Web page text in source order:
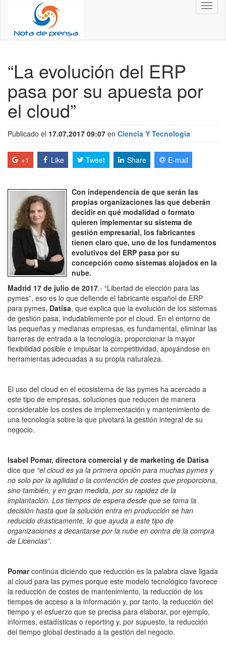
“La evolución del ERP
pasa por su apuesta por
el cloud”
Publicado el 17.07.2017 09:07 en Ciencia Y Tecnologia
+1 Like Tweet Share E-mail
Con independencia de que serán las
propias organizaciones las que deberán
decidir en qué modalidad o formato
quieren implementar su sistema de
gestión empresarial, los fabricantes
tienen claro que, uno de los fundamentos
evolutivos del ERP pasa por su
concepción como sistemas alojados en la
nube.
Madrid 17 de julio de 2017.- “Libertad de elección para las
pymes”, eso es lo que defiende el fabricante español de ERP
para pymes, Datisa, que explica que la evolución de los sistemas
de gestión pasa, indudablemente por el cloud. En el entorno de
las pequeñas y medianas empresas, es fundamental, eliminar las
barreras de entrada a la tecnología, proporcionar la mayor
flexibilidad posible e impulsar la competitividad, apoyándose en
herramientas adecuadas a su propia naturaleza.
El uso del cloud en el ecosistema de las pymes ha acercado a
este tipo de empresas, soluciones que reducen de manera
considerable los costes de implementación y mantenimiento de
una tecnología sobre la que pivotará la gestión integral de su
negocio.
Isabel Pomar, directora comercial y de marketing de Datisa
dice que “el cloud es ya la primera opción para muchas pymes y
no solo por la agilidad o la contención de costes que proporciona,
sino también, y en gran medida, por su rapidez de la
implantación. Los tiempos de espera desde que se toma la
decisión hasta que la solución entra en producción se han
reducido drásticamente, lo que ayuda a este tipo de
organizaciones a decantarse por la nube en contra de la compra
de Licencias”.
Pomarcontinúa diciendo que reducción es la palabra clave ligada
al cloud para las pymes porque este modelo tecnológico favorece
la reducción de costes de mantenimiento, la reducción de los
tiempos de acceso a la información y, por tanto, la reducción del
tiempo y el esfuerzo que se precisa para elaborar, por ejemplo,
informes, estadísticas o reporting y, por supuesto, la reducción
del tiempo global destinado a la gestión del negocio.